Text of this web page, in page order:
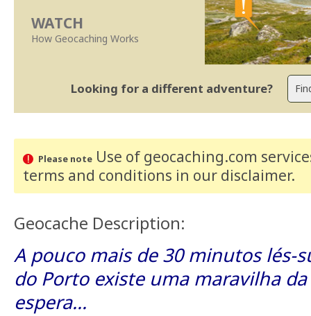
WATCH
How Geocaching Works
Looking for a different adventure?
Please noteUse of geocaching.com
terms and conditions in our disclaimer.
Geocache Description:
A pouco mais de 30 minutos lés-
do Porto existe uma maravilha
espera...